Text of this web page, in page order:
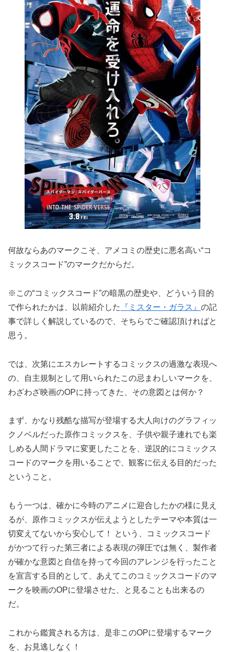
何故ならあのマークこそ、アメコミの歴史に悪名高い“コ
ミックスコード”のマークだからだ。
※この“コミックスコード”の暗黒の歴史や、どういう目的
で作られたかは、以前紹介した
『ミスター・ガラス』 の記
事で詳しく解説しているので、そちらでご確認頂ければと
思う。
では、次第にエスカレートするコミックスの過激な表現へ
の、自主規制として用いられたこの忌まわしいマークを、
わざわざ映画のOPに持ってきた、その意図とは何か？
まず、かなり残酷な描写が登場する大人向けのグラフィッ
クノベルだった原作コミックスを、子供や親子連れでも楽
しめる人間ドラマに変更したことを、逆説的にコミックス
コードのマークを用いることで、観客に伝える目的だった
ということ。
もう一つは、確かに今時のアニメに迎合したかの様に見え
るが、原作コミックスが伝えようとしたテーマや本質は一
切変えてないから安心して！ という、コミックスコード
がかつて行った第三者による表現の弾圧では無く、製作者
が確かな意図と自信を持って今回のアレンジを行ったこと
を宣言する目的として、あえてこのコミックスコードのマ
ークを映画のOPに登場させた、と見ることも出来るの
だ。
これから鑑賞される方は、是非このOPに登場するマーク
を、お見逃しなく！